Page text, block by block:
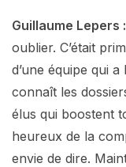
Guillaume Lepers :
oublier. C’était
d’une équipe qui
connaît les
élus qui boostent
heureux de la
envie de dire.